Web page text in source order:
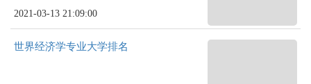
2021-03-13 21:09:00
世界经济学专业大学排名